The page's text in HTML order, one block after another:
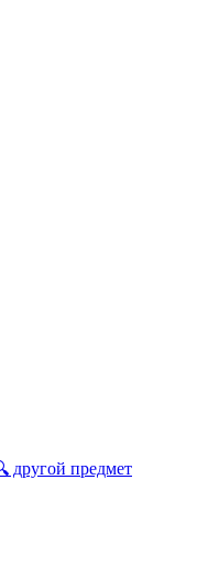
другой предмет